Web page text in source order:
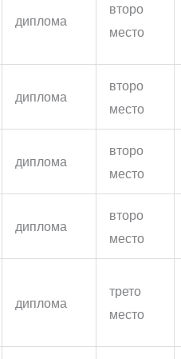
диплома
второ
место
диплома
второ
место
диплома
второ
место
диплома
второ
место
диплома
трето
место